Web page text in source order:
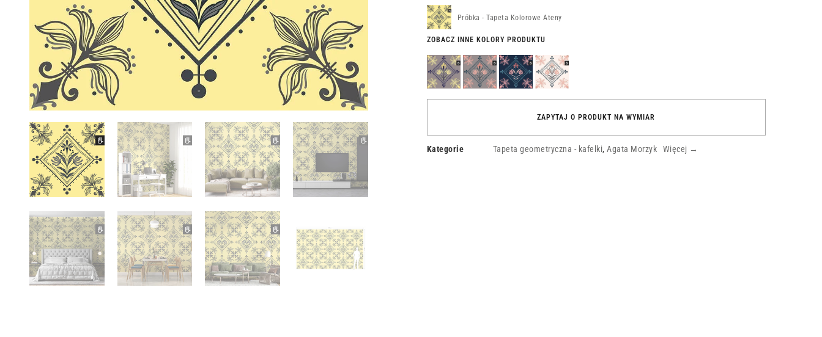
Próbka - Tapeta Kolorowe Ateny
Tapeta
Kolorowy
Rzym
Tapeta
Kolorowy
Mediolan
Tapeta
Kolorowa
Kopenhaga
Tapeta
Kolorowa
Barcelona
ZOBACZ INNE KOLORY PRODUKTU
ZAPYTAJ O PRODUKT NA WYMIAR
Kategorie Tapeta geometryczna - kafelki,Agata Morzyk Więcej →